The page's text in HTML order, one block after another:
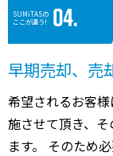
SUMiTASの
ここが違う!
早期売却、売
希望されるお客
施させて頂き、
ます。 そのため